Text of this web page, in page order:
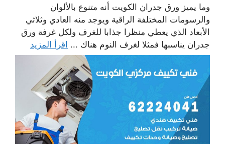
وما يميز ورق جدران الكويت أنه متنوع بالألوان
والرسومات المختلفة الراقية ويوجد منه العادي وثلاثي
الأبعاد الذي يعطي منظرا جذابا للغرف ولكل غرفة ورق
جدران يناسبها فمثلا لغرف النوم هناك ... اقرأ المزيد